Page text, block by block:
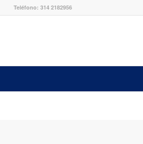
Teléfono: 314 2182956